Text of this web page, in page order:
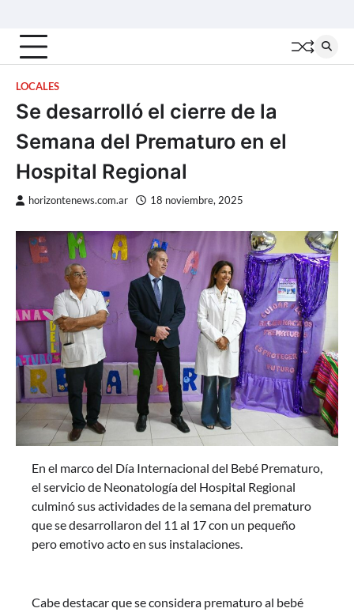
content
LOCALES
Se desarrolló el cierre de la
Semana del Prematuro en el
Hospital Regional
horizontenews.com.ar 18 noviembre, 2025
En el marco del Día Internacional del Bebé Prematuro,
el servicio de Neonatología del Hospital Regional
culminó sus actividades de la semana del prematuro
que se desarrollaron del 11 al 17 con un pequeño
pero emotivo acto en sus instalaciones.
Cabe destacar que se considera prematuro al bebé